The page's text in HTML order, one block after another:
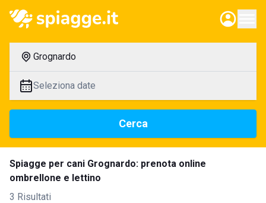
Grognardo
Seleziona date
Cerca
Spiagge per cani Grognardo: prenota online
ombrellone e lettino
3 Risultati